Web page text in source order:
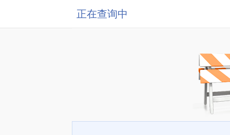
正在查询中